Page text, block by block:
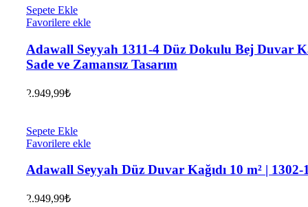
Sepete Ekle
Favorilere ekle
Adawall Seyyah 1311-4 Düz Dokulu Bej Duvar
Sade ve Zamansız Tasarım
2.949,99₺
Sepete Ekle
Favorilere ekle
Adawall Seyyah Düz Duvar Kağıdı 10 m² | 1302-
2.949,99₺